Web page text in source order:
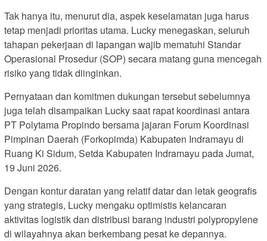
Tak hanya itu, menurut dia, aspek keselamatan juga harus
tetap menjadi prioritas utama. Lucky menegaskan, seluruh
tahapan pekerjaan di lapangan wajib mematuhi Standar
Operasional Prosedur (SOP) secara matang guna mencegah
risiko yang tidak diinginkan.
Pernyataan dan komitmen dukungan tersebut sebelumnya
juga telah disampaikan Lucky saat rapat koordinasi antara
PT Polytama Propindo bersama jajaran Forum Koordinasi
Pimpinan Daerah (Forkopimda) Kabupaten Indramayu di
Ruang Ki Sidum, Setda Kabupaten Indramayu pada Jumat,
19 Juni 2026.
Dengan kontur daratan yang relatif datar dan letak geografis
yang strategis, Lucky mengaku optimistis kelancaran
aktivitas logistik dan distribusi barang industri polypropylene
di wilayahnya akan berkembang pesat ke depannya.